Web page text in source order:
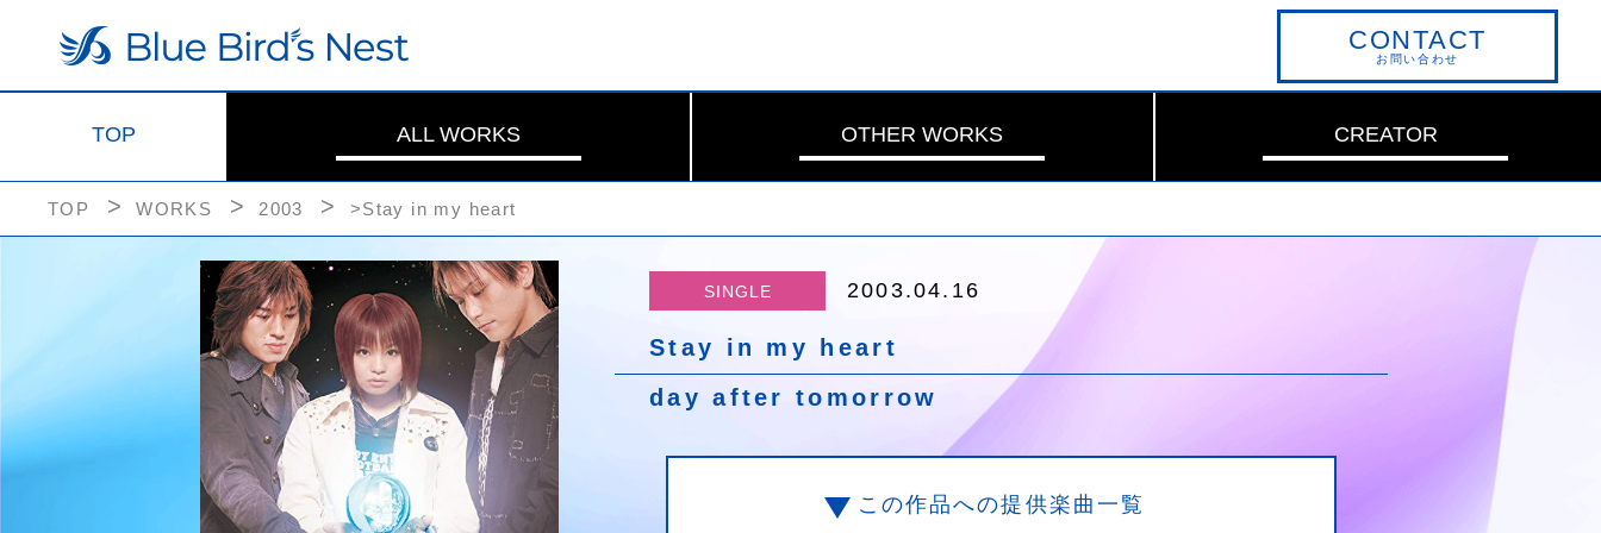
CONTACT
お問い合わせ
TOP ALL WORKS OTHER WORKS CREATOR
TOP WORKS 2003 >Stay in my heart
SINGLE 2003.04.16
Stay in my heart
day after tomorrow
この作品への提供楽曲一覧